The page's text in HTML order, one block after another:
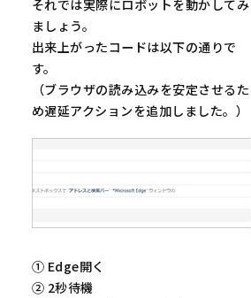
それでは実際にロボットを動かしてみ
ましょう。
出来上がったコードは以下の通りで
す。
（ブラウザの読み込みを安定させるた
め遅延アクションを追加しました。）
① Edge開く
② 2秒待機